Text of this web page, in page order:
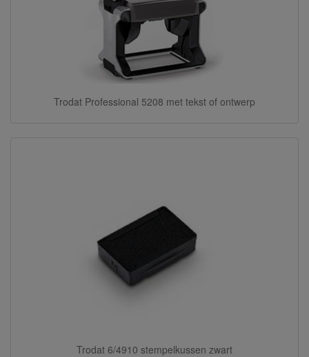
Trodat Professional 5208 met tekst of ontwerp
Trodat 6/4910 stempelkussen zwart